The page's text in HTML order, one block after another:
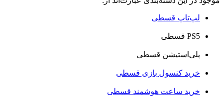
لپ‌تاپ قسطی
PS5 قسطی
پلی‌استیشن قسطی
خرید کنسول بازی قسطی
خرید ساعت هوشمند قسطی